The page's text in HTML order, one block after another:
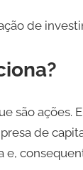
de
são ações.
de
e,